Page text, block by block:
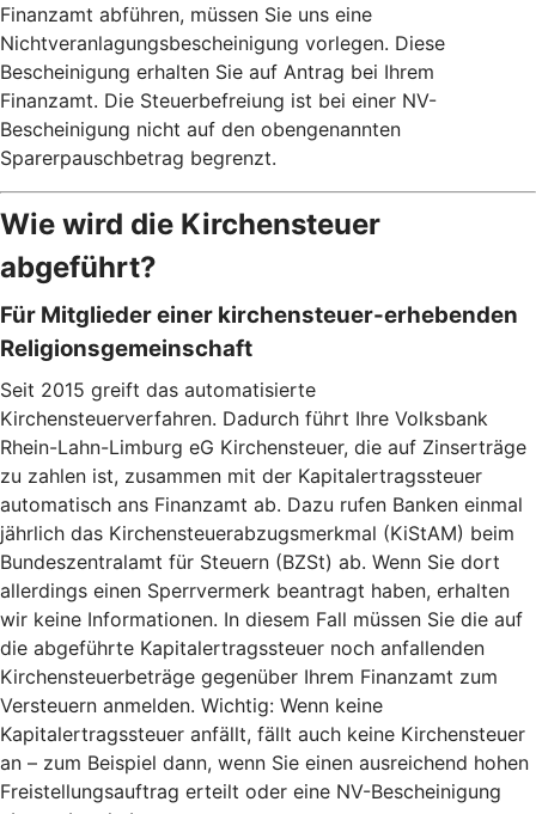
Finanzamt abführen, müssen Sie uns eine
Nichtveranlagungsbescheinigung vorlegen. Diese
Bescheinigung erhalten Sie auf Antrag bei Ihrem
Finanzamt. Die Steuerbefreiung ist bei einer NV-
Bescheinigung nicht auf den obengenannten
Sparerpauschbetrag begrenzt.
Wie wird die Kirchensteuer
abgeführt?
Für Mitglieder einer kirchensteuer-erhebenden
Religionsgemeinschaft
Seit 2015 greift das automatisierte
Kirchensteuerverfahren. Dadurch führt Ihre Volksbank
Rhein-Lahn-Limburg eG Kirchensteuer, die auf Zinserträge
zu zahlen ist, zusammen mit der Kapitalertragssteuer
automatisch ans Finanzamt ab. Dazu rufen Banken einmal
jährlich das Kirchensteuerabzugsmerkmal (KiStAM) beim
Bundeszentralamt für Steuern (BZSt) ab. Wenn Sie dort
allerdings einen Sperrvermerk beantragt haben, erhalten
wir keine Informationen. In diesem Fall müssen Sie die auf
die abgeführte Kapitalertragssteuer noch anfallenden
Kirchensteuerbeträge gegenüber Ihrem Finanzamt zum
Versteuern anmelden. Wichtig: Wenn keine
Kapitalertragssteuer anfällt, fällt auch keine Kirchensteuer
an – zum Beispiel dann, wenn Sie einen ausreichend hohen
Freistellungsauftrag erteilt oder eine NV-Bescheinigung